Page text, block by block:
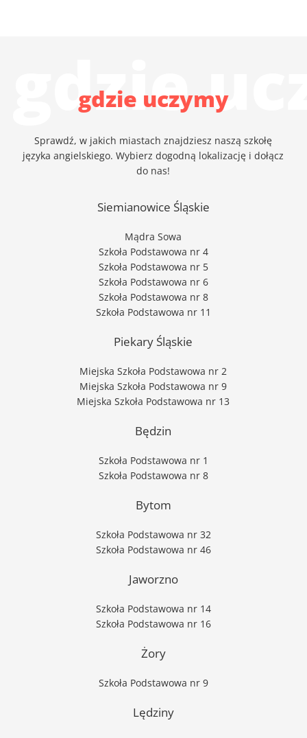
gdzie
gdzie uczymy
Sprawdź, w jakich miastach znajdziesz naszą szkołę
języka angielskiego. Wybierz dogodną lokalizację i dołącz
do nas!
Siemianowice Śląskie
Mądra Sowa
Szkoła Podstawowa nr 4
Szkoła Podstawowa nr 5
Szkoła Podstawowa nr 6
Szkoła Podstawowa nr 8
Szkoła Podstawowa nr 11
Piekary Śląskie
Miejska Szkoła Podstawowa nr 2
Miejska Szkoła Podstawowa nr 9
Miejska Szkoła Podstawowa nr 13
Będzin
Szkoła Podstawowa nr 1
Szkoła Podstawowa nr 8
Bytom
Szkoła Podstawowa nr 32
Szkoła Podstawowa nr 46
Jaworzno
Szkoła Podstawowa nr 14
Szkoła Podstawowa nr 16
Żory
Szkoła Podstawowa nr 9
Lędziny